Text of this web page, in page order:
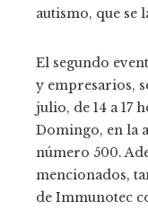
autismo, que se
El segundo
y empresarios,
julio, de 14 a 17
Domingo, en la
número 500.
mencionados,
de Immunotec